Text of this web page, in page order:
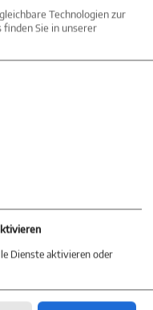
Technologien zur
Sie in unserer
Dienste aktivieren oder